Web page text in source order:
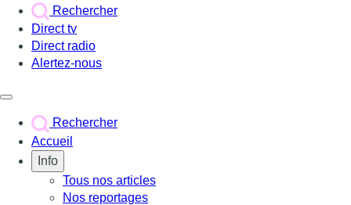
Rechercher
Direct tv
Direct radio
Alertez-nous
Rechercher
Accueil
Info
Tous nos articles
Nos reportages